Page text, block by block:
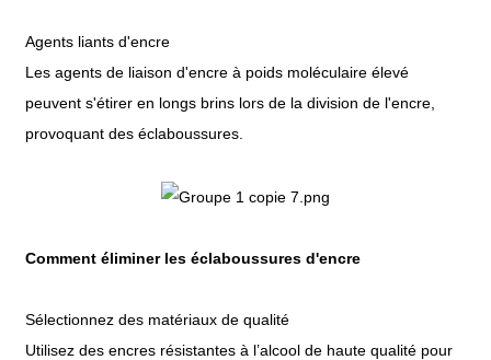
Agents liants d'encre
Les agents de liaison d'encre à poids moléculaire élevé
peuvent s'étirer en longs brins lors de la division de l'encre,
provoquant des éclaboussures.
Comment éliminer les éclaboussures d'encre
Sélectionnez des matériaux de qualité
Utilisez des encres résistantes à l’alcool de haute qualité pour